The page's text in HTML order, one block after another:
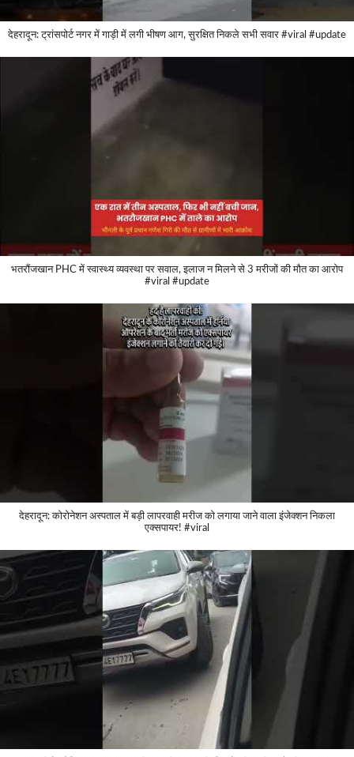
देहरादून: ट्रांसपोर्ट नगर में गाड़ी में लगी भीषण आग, सुरक्षित निकले सभी सवार #viral #update
भतरौंजखान PHC में स्वास्थ्य व्यवस्था पर सवाल, इलाज न मिलने से 3 मरीजों की मौत का आरोप
#viral #update
देहरादून: कोरोनेशन अस्पताल में बड़ी लापरवाही मरीज को लगाया जाने वाला इंजेक्शन निकला
एक्सपायर! #viral